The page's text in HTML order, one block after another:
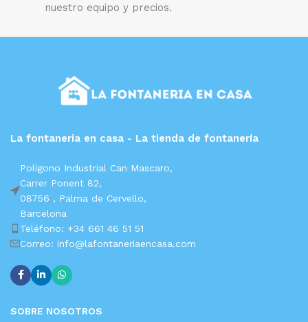
nuestro equipo y precios.
La fontaneria en casa - La tienda de fontanería
Polígono Industrial Can Mascaro,
Carrer Ponent 82,
08756 , Palma de Cervello,
Barcelona
Teléfono: +34 661 46 51 51
Correo: info@lafontaneriaencasa.com
SOBRE NOSOTROS